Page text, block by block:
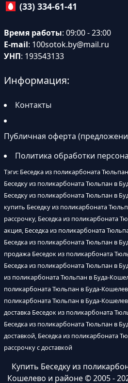
(33) 334-61-41
Время работы: 09:00 - 23:00
E-mail: 100sotok.by@mail.ru
УНП: 193543133
Информация:
Контакты
Публичная оферта
Политика обработки
Тэги: Беседка из поликарбоната
Беседку из поликарбоната Тюльпан в
Беседку из поликарбоната Тюльпан в
купить Беседку из поликарбоната
рассрочку, Беседка из поликарбоната
акция, Беседка из поликарбоната
Беседка из поликарбоната Тюльпан в
продажа Беседок из поликарбоната
Беседка из поликарбоната Тюльпан в
из поликарбоната Тюльпан в Буда-
поликарбоната Тюльпан в Буда-
поликарбоната Тюльпан в Буда-
доставка Беседок из поликарбоната
Беседка из поликарбоната Тюльпан в
доставкой, Беседка из поликарбоната
рассрочку с доставкой
Купить Беседку из
Кошелево и районе© 2005 -